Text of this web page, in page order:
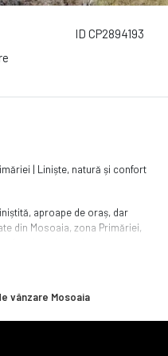
ID CP2894193
vânzare Mosoaia
| Liniște, natură și confort
aproape de oraș, dar
din Mosoaia, zona Primăriei,
familie